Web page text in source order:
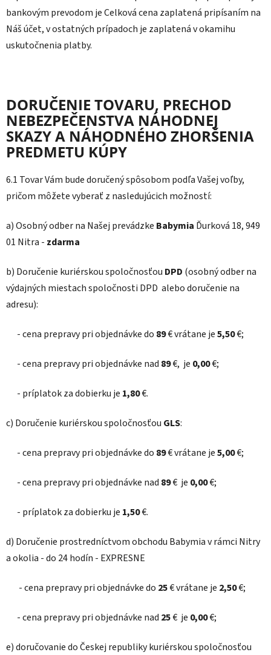
bankovým prevodom je Celková cena zaplatená pripísaním na
Náš účet, v ostatných prípadoch je zaplatená v okamihu
uskutočnenia platby.
DORUČENIE TOVARU, PRECHOD
NEBEZPEČENSTVA NÁHODNEJ
SKAZY A NÁHODNÉHO ZHORŠENIA
PREDMETU KÚPY
6.1 Tovar Vám bude doručený spôsobom podľa Vašej voľby,
pričom môžete vyberať z nasledujúcich možností:
a) Osobný odber na Našej prevádzke Babymia Ďurková 18, 949
01 Nitra - zdarma
b) Doručenie kuriérskou spoločnosťou DPD (osobný odber na
výdajných miestach spoločnosti DPD alebo doručenie na
adresu):
- cena prepravy pri objednávke do 89€ vrátane je5,50€;
- cena prepravy pri objednávke nad 89€, je 0,00€;
- príplatok za dobierku je 1,80€.
c) Doručenie kuriérskou spoločnosťou GLS:
- cena prepravy pri objednávke do 89€ vrátane je5,00€;
- cena prepravy pri objednávke nad 89€ je 0,00€;
- príplatok za dobierku je 1,50€.
d) Doručenie prostredníctvom obchodu Babymia v rámci Nitry
a okolia - do 24 hodín - EXPRESNE
- cena prepravy pri objednávke do 25€ vrátane je 2,50€;
- cena prepravy pri objednávke nad 25€ je 0,00€;
e) doručovanie do Českej republiky kuriérskou spoločnosťou